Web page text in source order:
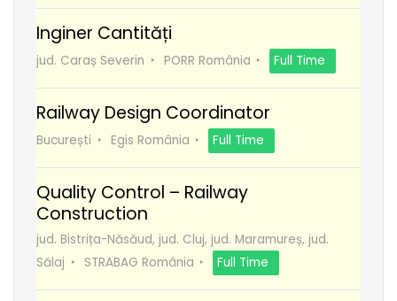
Inginer Cantități
jud. Caraș Severin PORR România Full Time
Railway Design Coordinator
București Egis România Full Time
Quality Control – Railway
Construction
jud. Bistrița-Năsăud, jud. Cluj, jud. Maramureș, jud.
Sălaj
STRABAG România Full Time